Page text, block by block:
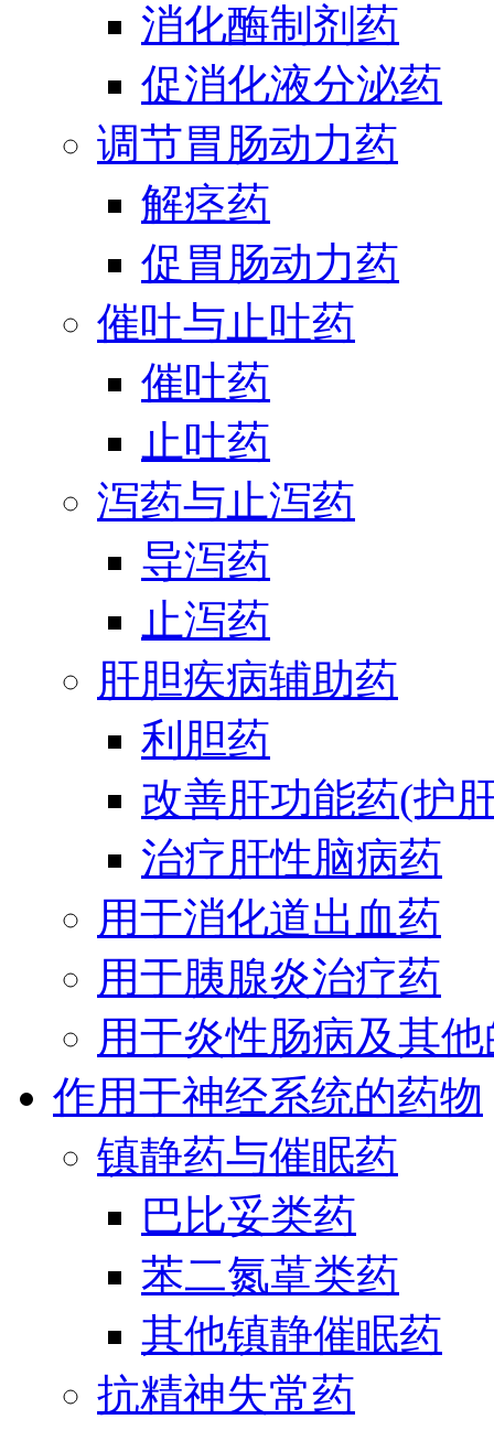
消化酶制剂药
促消化液分泌药
调节胃肠动力药
解痉药
促胃肠动力药
催吐与止吐药
催吐药
止吐药
泻药与止泻药
导泻药
止泻药
肝胆疾病辅助药
利胆药
改善肝功能药(护
治疗肝性脑病药
用于消化道出血药
用于胰腺炎治疗药
用于炎性肠病及其
作用于神经系统的药物
镇静药与催眠药
巴比妥类药
苯二氮䓬类药
其他镇静催眠药
抗精神失常药